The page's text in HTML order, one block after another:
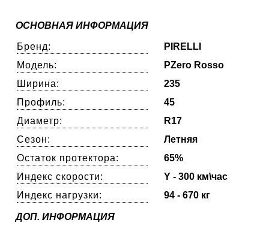
ОСНОВНАЯ ИНФОРМАЦИЯ
Бренд:
PIRELLI
Модель:
PZero Rosso
Ширина:
235
Профиль:
45
Диаметр:
R17
Сезон:
Летняя
Остаток протектора:
65%
Индекс скорости:
Y - 300 км\час
Индекс нагрузки:
94 - 670 кг
ДОП. ИНФОРМАЦИЯ